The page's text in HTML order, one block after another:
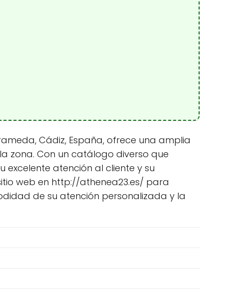
Cádiz, España, ofrece una amplia
zona. Con un catálogo diverso que
atención al cliente y su
web en http://athenea23.es/ para
de su atención personalizada y la